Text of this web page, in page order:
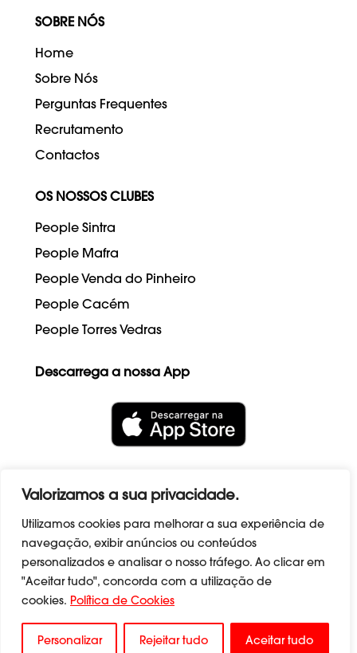
Valorizamos a sua privacidade.
Utilizamos cookies para melhorar a sua experiência de
navegação, exibir anúncios ou conteúdos
personalizados e analisar o nosso tráfego. Ao clicar em
"Aceitar tudo", concorda com a utilização de
cookies. Política de Cookies
Personalizar Rejeitar tudo Aceitar tudo
SOBRE NÓS
Home
Sobre Nós
Perguntas Frequentes
Recrutamento
Contactos
OS NOSSOS CLUBES
People Sintra
People Mafra
People Venda do Pinheiro
People Cacém
People Torres Vedras
Descarrega a nossa App
Termos e Condições|Políticas de
Privacidade|Políticas de Cookies |Livro de
Reclamações